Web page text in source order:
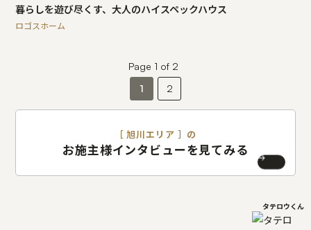
暮らしを遊び尽くす、大人のハイスペックハウス
ロゴスホーム
Page 1 of 2
1
2
［ 旭川エリア ］の
お施主様インタビューを見てみる
タテロウくん